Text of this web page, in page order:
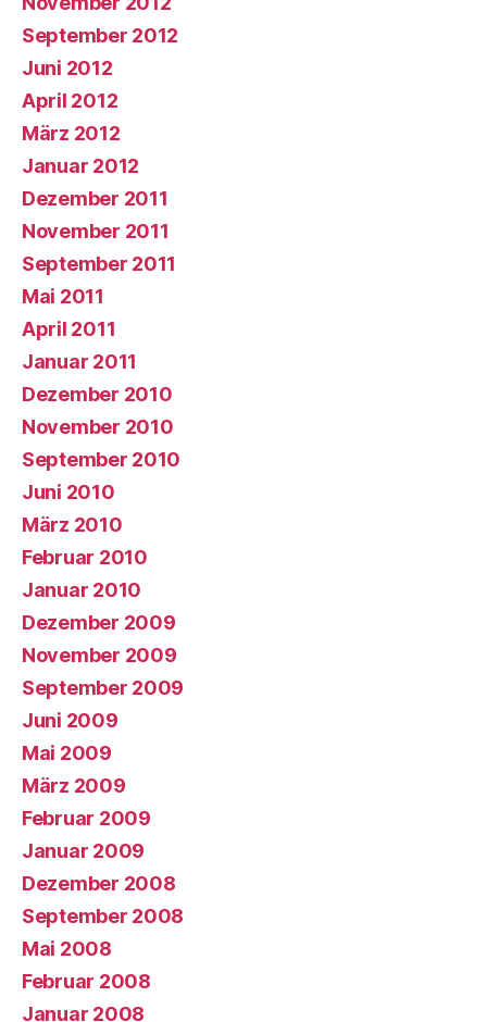
September 2012
Juni 2012
April 2012
März 2012
Januar 2012
Dezember 2011
November 2011
September 2011
Mai 2011
April 2011
Januar 2011
Dezember 2010
November 2010
September 2010
Juni 2010
März 2010
Februar 2010
Januar 2010
Dezember 2009
November 2009
September 2009
Juni 2009
Mai 2009
März 2009
Februar 2009
Januar 2009
Dezember 2008
September 2008
Mai 2008
Februar 2008
Januar 2008